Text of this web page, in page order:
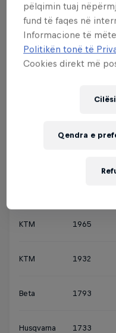
Sherco 3560
Husqvarna 3415
KTM 1965
KTM 1932
Beta 1793
Husqvarna 1733
pëlqimin tuaj
fund të faqes në
Informacione të
Politikën tonë të
Cookies direkt më
Qendra e